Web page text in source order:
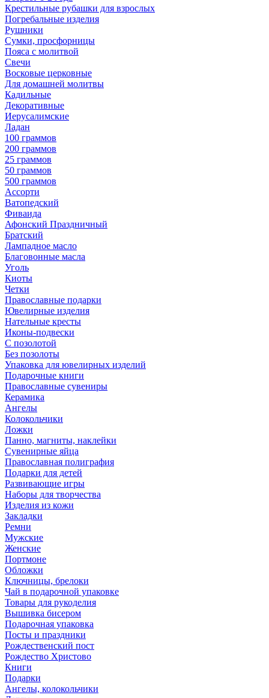
Крестильные рубашки для взрослых
Погребальные изделия
Рушники
Сумки, просфорницы
Пояса с молитвой
Свечи
Восковые церковные
Для домашней молитвы
Кадильные
Декоративные
Иерусалимские
Ладан
100 граммов
200 граммов
25 граммов
50 граммов
500 граммов
Ассорти
Ватопедский
Фиваида
Афонский Праздничный
Братский
Лампадное масло
Благовонные масла
Уголь
Киоты
Четки
Православные подарки
Ювелирные изделия
Нательные кресты
Иконы-подвески
С позолотой
Без позолоты
Упаковка для ювелирных изделий
Подарочные книги
Православные сувениры
Керамика
Ангелы
Колокольчики
Ложки
Панно, магниты, наклейки
Сувенирные яйца
Православная полиграфия
Подарки для детей
Развивающие игры
Наборы для творчества
Изделия из кожи
Закладки
Ремни
Мужские
Женские
Портмоне
Обложки
Ключницы, брелоки
Чай в подарочной упаковке
Товары для рукоделия
Вышивка бисером
Подарочная упаковка
Посты и праздники
Рождественский пост
Рождество Христово
Книги
Подарки
Ангелы, колокольчики